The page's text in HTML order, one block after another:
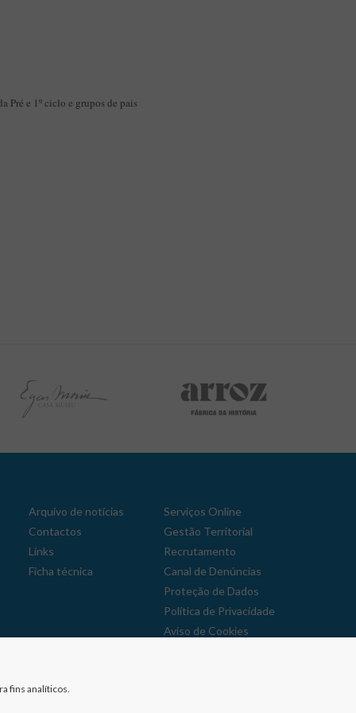
Pré e 1º ciclo e grupos de pais
Arquivo de notícias
Contactos
Links
Ficha técnica
Serviços Online
Gestão Territorial
Recrutamento
Canal de Denúncias
Proteção de Dados
Política de Privacidade
Aviso de Cookies
fins analíticos.